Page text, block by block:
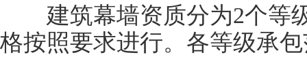
建筑幕墙资质分为2个等
格按照要求进行。各等级承